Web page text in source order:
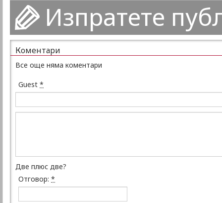
Изпратете
Коментари
Все още няма коментари
Guest *
Две плюс две?
Отговор: *